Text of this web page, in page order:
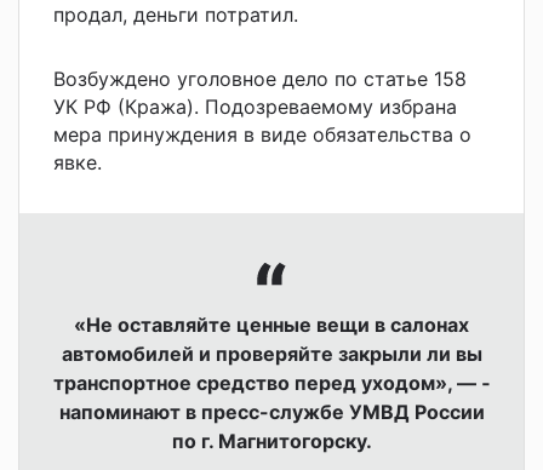
продал, деньги потратил.
Возбуждено уголовное дело по статье 158
УК РФ (Кража). Подозреваемому избрана
мера принуждения в виде обязательства о
явке.
«Не оставляйте ценные вещи в салонах
автомобилей и проверяйте закрыли ли вы
транспортное средство перед уходом», — ­
напоминают в пресс-службе УМВД России
по г. Магнитогорску.